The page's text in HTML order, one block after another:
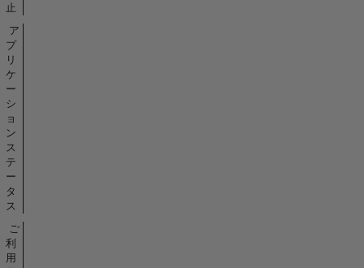
止
ア
プ
リ
ケ
ー
シ
ョ
ン
ス
テ
ー
タ
ス
ご
利
用